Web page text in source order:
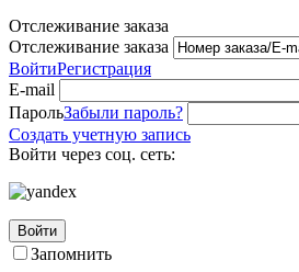
Отслеживание заказа
Отслеживание заказа
ВойтиРегистрация
E-mail
ПарольЗабыли пароль?
Создать учетную запись
Войти через соц. сеть:
Войти
Запомнить